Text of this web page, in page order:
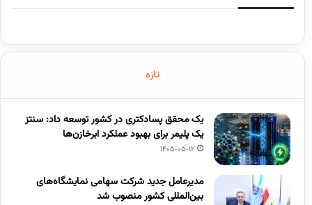
تازه
یک محقق پسادکتری در کشور توسعه داد: سنتز
یک پلیمر برای بهبود عملکرد ابرخازن‌ها
1405-05-12
مدیرعامل جدید شرکت سهامی نمایشگاه‌های
بین‌المللی کشور منصوب شد